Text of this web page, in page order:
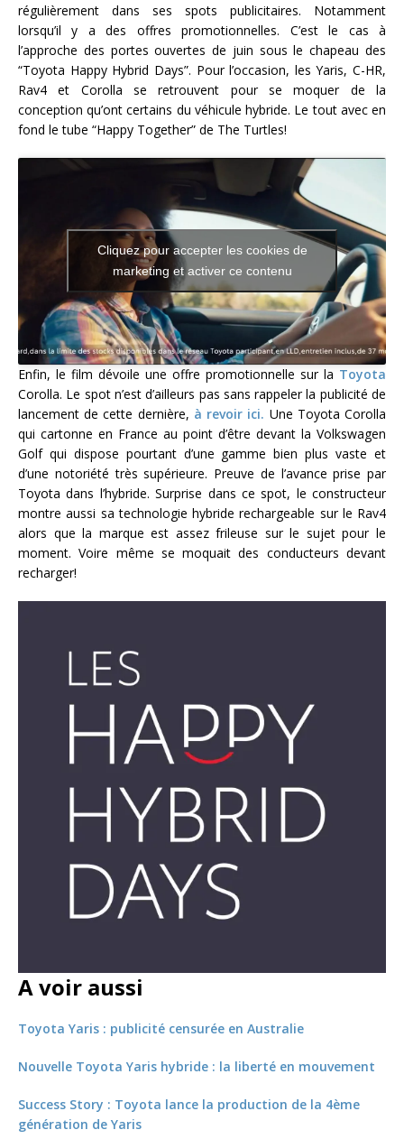
régulièrement dans ses spots publicitaires. Notamment
lorsqu’il y a des offres promotionnelles. C’est le cas à
l’approche des portes ouvertes de juin sous le chapeau des
“Toyota Happy Hybrid Days”. Pour l’occasion, les Yaris, C-HR,
Rav4 et Corolla se retrouvent pour se moquer de la
conception qu’ont certains du véhicule hybride. Le tout avec en
fond le tube “Happy Together” de The Turtles!
Cliquez pour accepter les cookies de
marketing et activer ce contenu
Enfin, le film dévoile une offre promotionnelle sur la Toyota
Corolla. Le spot n’est d’ailleurs pas sans rappeler la publicité de
lancement de cette dernière, à revoir ici. Une Toyota Corolla
qui cartonne en France au point d’être devant la Volkswagen
Golf qui dispose pourtant d’une gamme bien plus vaste et
d’une notoriété très supérieure. Preuve de l’avance prise par
Toyota dans l’hybride. Surprise dans ce spot, le constructeur
montre aussi sa technologie hybride rechargeable sur le Rav4
alors que la marque est assez frileuse sur le sujet pour le
moment. Voire même se moquait des conducteurs devant
recharger!
A voir aussi
Toyota Yaris : publicité censurée en Australie
Nouvelle Toyota Yaris hybride : la liberté en mouvement
Success Story : Toyota lance la production de la 4ème
génération de Yaris